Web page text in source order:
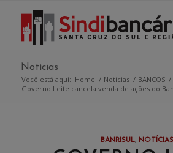
Notícias
Você está aqui: Home / Notícias / BANCOS /
Governo Leite cancela venda de ações do
BANRISUL, NOTÍCIAS